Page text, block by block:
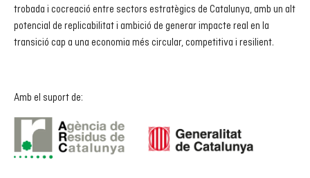
trobada i cocreació entre sectors estratègics de Catalunya, amb un alt
potencial de replicabilitat i ambició de generar impacte real en la
transició cap a una economia més circular, competitiva i resilient.
Amb el suport de: